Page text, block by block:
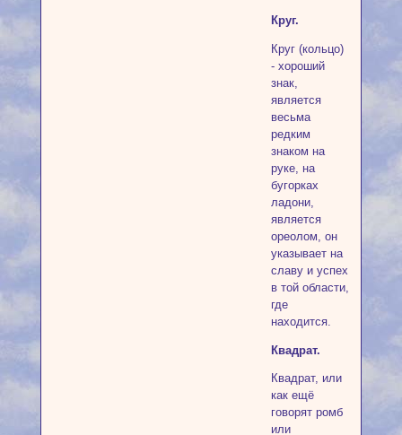
Круг.
Круг (кольцо)
- хороший
знак,
является
весьма
редким
знаком на
руке, на
бугорках
ладони,
является
ореолом, он
указывает на
славу и успех
в той области,
где
находится.
Квадрат.
Квадрат, или
как ещё
говорят ромб
или